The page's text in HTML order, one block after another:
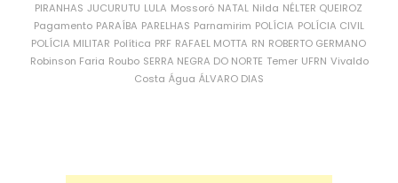
PIRANHAS JUCURUTU LULA Mossoró NATAL Nilda NÉLTER QUEIROZ
Pagamento PARAÍBA PARELHAS Parnamirim POLÍCIA POLÍCIA CIVIL
POLÍCIA MILITAR Política PRF RAFAEL MOTTA RN ROBERTO GERMANO
Robinson Faria Roubo SERRA NEGRA DO NORTE Temer UFRN Vivaldo
Costa Água ÁLVARO DIAS